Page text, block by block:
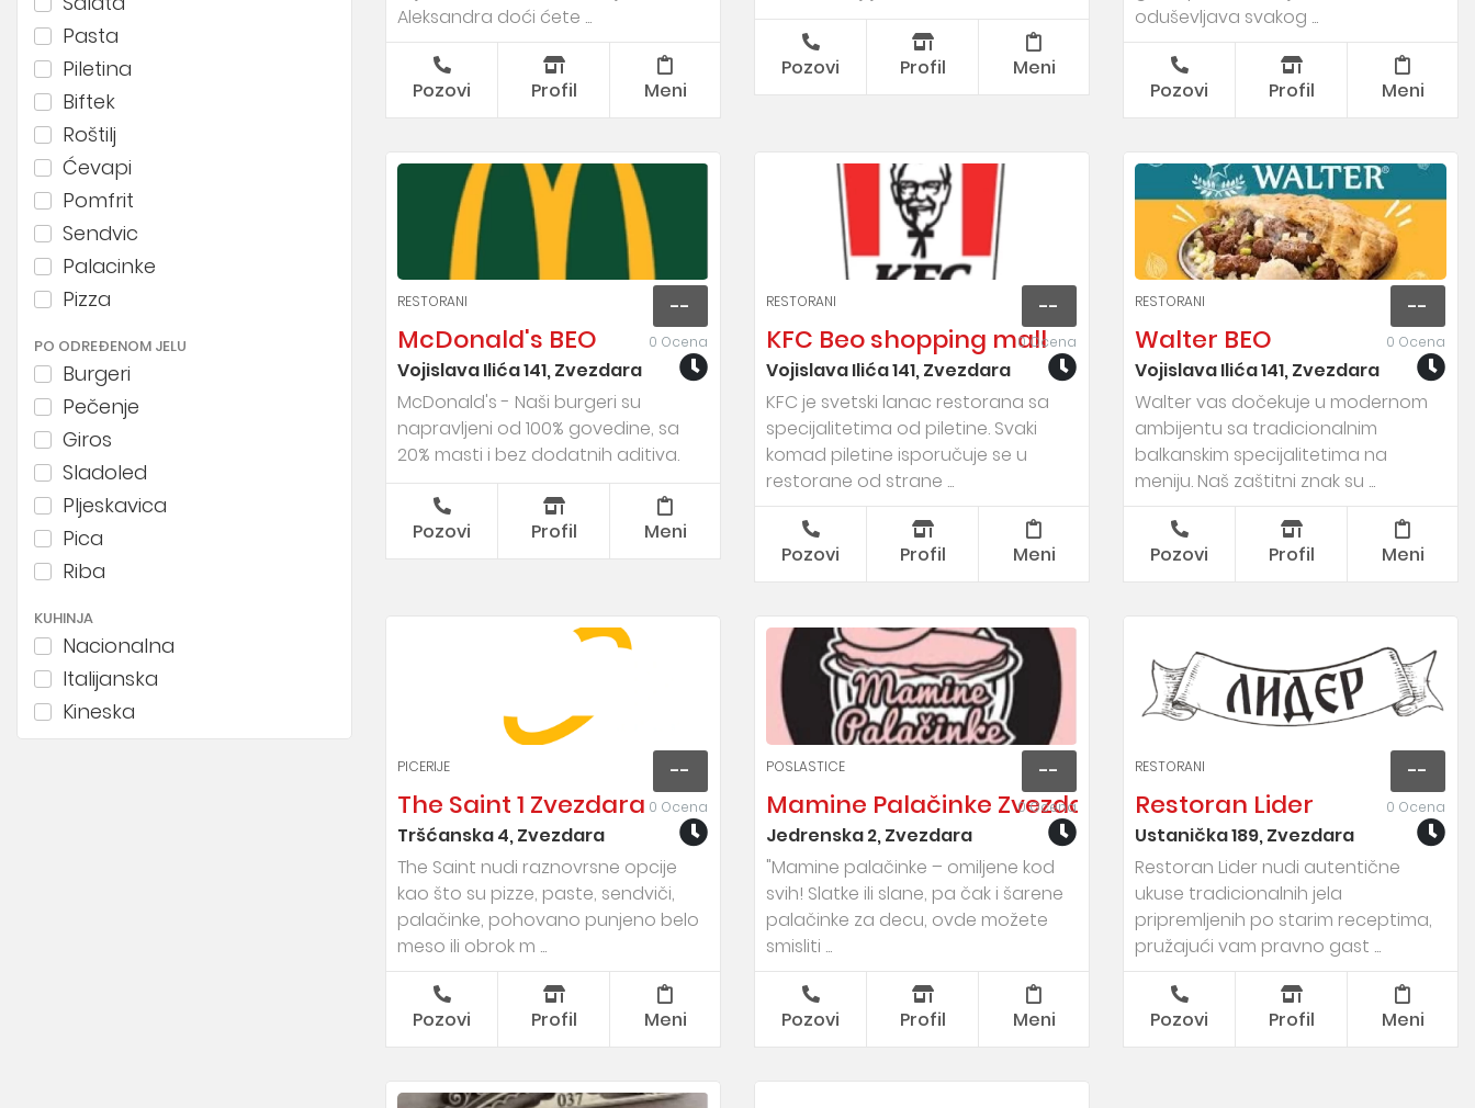
Pasta
Piletina
Biftek
Roštilj
Ćevapi
Pomfrit
Sendvic
Palacinke
Pizza
PO ODREĐENOM JELU
Burgeri
Pečenje
Giros
Sladoled
Pljeskavica
Pica
Riba
KUHINJA
Nacionalna
Italijanska
Kineska
Japanska
Aleksandra doći ćete ...
Pozovi Profil Meni
Pozovi Profil Meni
oduševljava svakog ...
Pozovi Profil Meni
--
0 Ocena
RESTORANI
McDonald's BEO
Vojislava Ilića 141, Zvezdara
McDonald's - Naši burgeri su
napravljeni od 100% govedine, sa
20% masti i bez dodatnih aditiva.
Pozovi Profil Meni
--
0 Ocena
RESTORANI
KFC Beo shopping mall
Vojislava Ilića 141, Zvezdara
KFC je svetski lanac restorana sa
specijalitetima od piletine. Svaki
komad piletine isporučuje se u
restorane od strane ...
Pozovi Profil Meni
--
0 Ocena
RESTORANI
Walter BEO
Vojislava Ilića 141, Zvezdara
Walter vas dočekuje u modernom
ambijentu sa tradicionalnim
balkanskim specijalitetima na
meniju. Naš zaštitni znak su ...
Pozovi Profil Meni
--
0 Ocena
PICERIJE
The Saint 1 Zvezdara
Tršćanska 4, Zvezdara
The Saint nudi raznovrsne opcije
kao što su pizze, paste, sendviči,
palačinke, pohovano punjeno belo
meso ili obrok m ...
Pozovi Profil Meni
--
0 Ocena
POSLASTICE
Mamine Palačinke Zvezdara
Jedrenska 2, Zvezdara
"Mamine palačinke – omiljene kod
svih! Slatke ili slane, pa čak i šarene
palačinke za decu, ovde možete
smisliti ...
Pozovi Profil Meni
--
0 Ocena
RESTORANI
Restoran Lider
Ustanička 189, Zvezdara
Restoran Lider nudi autentične
ukuse tradicionalnih jela
pripremljenih po starim receptima,
pružajući vam pravno gast ...
Pozovi Profil Meni